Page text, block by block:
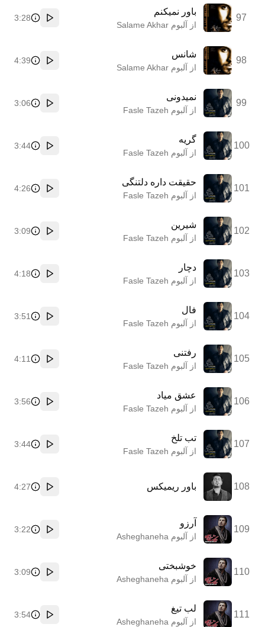
97
باور نمیکنم
از آلبوم Salame Akhar پخش
3:28
98
شانس
از آلبوم Salame Akhar پخش
4:39
99
نمیدونی
از آلبوم Fasle Tazeh پخش
3:06
100
گریه
از آلبوم Fasle Tazeh پخش
3:44
101
حقیقت داره دلتنگی
از آلبوم Fasle Tazeh پخش
4:26
102
شیرین
از آلبوم Fasle Tazeh پخش
3:09
103
دچار
از آلبوم Fasle Tazeh پخش
4:18
104
فال
از آلبوم Fasle Tazeh پخش
3:51
105
رفتنی
از آلبوم Fasle Tazeh پخش
4:11
106
عشق میاد
از آلبوم Fasle Tazeh پخش
3:56
107
تب تلخ
از آلبوم Fasle Tazeh پخش
3:44
108 باور ریمیکس
پخش
4:27
109
آرزو
از آلبوم Asheghaneha پخش
3:22
110
خوشبختی
از آلبوم Asheghaneha پخش
3:09
111
لب تیغ
از آلبوم Asheghaneha پخش
3:54